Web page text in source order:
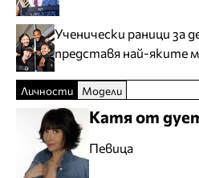
Ученически раници за
представя най-яките
Личности Модели
Катя от
Певица